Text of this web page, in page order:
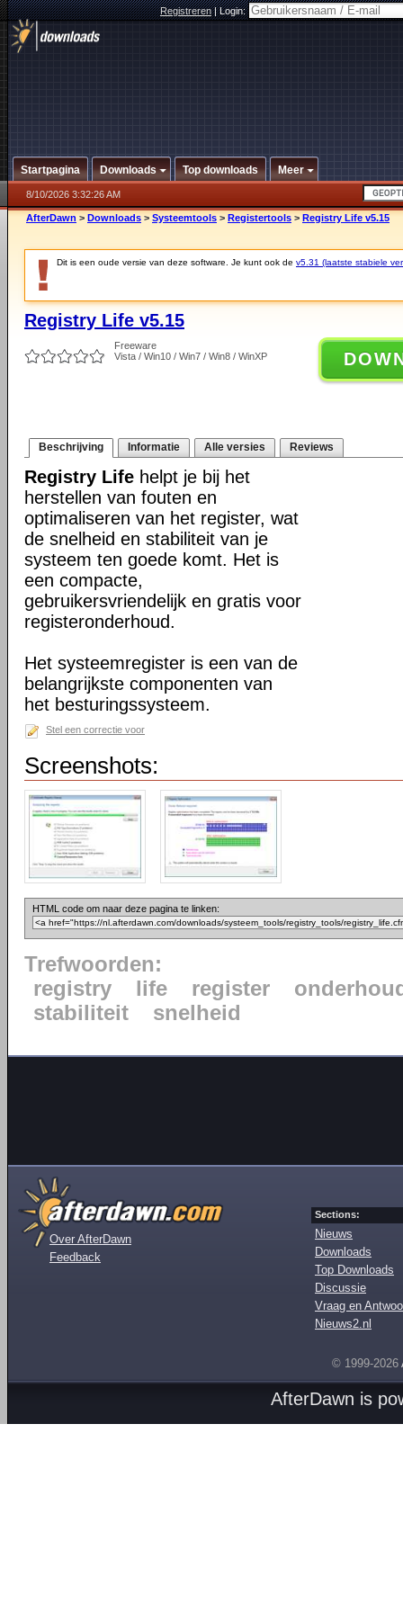
Registreren|Login:
Startpagina Downloads Top downloads Meer
8/10/2026 3:32:26 AM
AfterDawn > Downloads > Systeemtools > Registertools > Registry Life v5.15
Dit is een oude versie van deze software. Je kunt ook de v5.31 (laatste stabiele
Registry Life v5.15
Freeware
Vista / Win10 / Win7 / Win8 / WinXP
Beschrijving Informatie Alle versies Reviews
Registry Life helpt je bij het
herstellen van fouten en
optimaliseren van het register, wat
de snelheid en stabiliteit van je
systeem ten goede komt. Het is
een compacte,
gebruikersvriendelijk en gratis voor
registeronderhoud.
Het systeemregister is een van de
belangrijkste componenten van
het besturingssysteem.
Stel een correctie voor
Screenshots:
HTML code om naar deze pagina te linken:
Trefwoorden:
registry
life register
stabiliteit
snelheid
Over AfterDawn
Feedback
Sections:
Nieuws
Downloads
Top Downloads
Discussie
Vraag en
Nieuws2.nl
© 1999-2026
AfterDawn is